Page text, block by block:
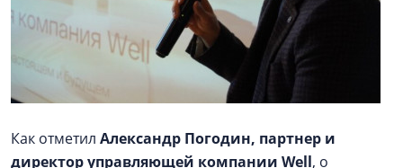
Как отметил Александр Погодин, партнер и
директор управляющей компании Well, о